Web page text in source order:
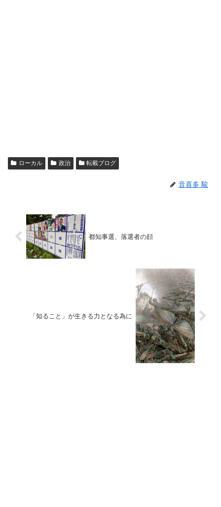
ローカル 政治 転載ブログ
音喜多 駿
都知事選、落選者の顔
「知ること」が生きる力となる為に